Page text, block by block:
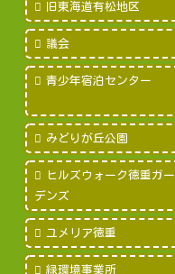
旧東海道有松地区
議会
青少年宿泊センター
みどりが丘公園
ヒルズウォーク徳重ガー
デンズ
ユメリア徳重
緑環境事業所